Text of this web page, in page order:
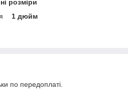
розміри
1 дюйм
по передоплаті.